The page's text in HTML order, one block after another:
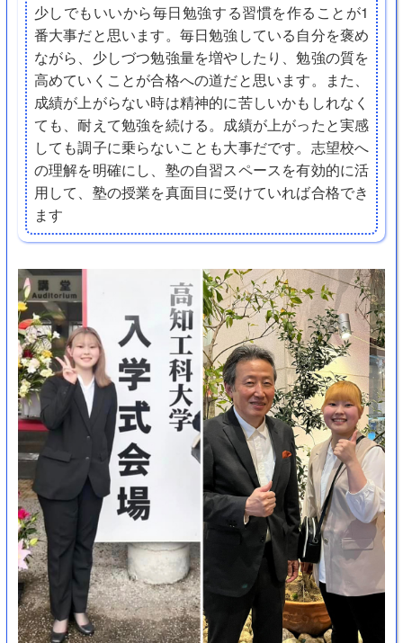
少しでもいいから毎日勉強する習慣を作ることが1
番大事だと思います。毎日勉強している自分を褒め
ながら、少しづつ勉強量を増やしたり、勉強の質を
高めていくことが合格への道だと思います。また、
成績が上がらない時は精神的に苦しいかもしれなく
ても、耐えて勉強を続ける。成績が上がったと実感
しても調子に乗らないことも大事だです。志望校へ
の理解を明確にし、塾の自習スペースを有効的に活
用して、塾の授業を真面目に受けていれば合格でき
ます